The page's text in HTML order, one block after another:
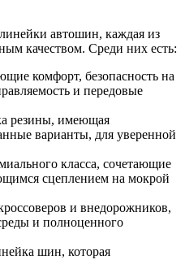
автошин, каждая из
качеством. Среди них есть:
комфорт, безопасность на
и передовые
резины, имеющая
варианты, для уверенной
класса, сочетающие
сцеплением на мокрой
и внедорожников,
и полноценного
шин, которая